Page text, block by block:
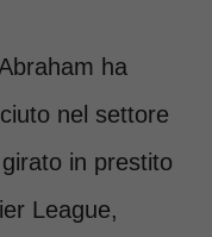
ha
nel settore
in prestito
League,